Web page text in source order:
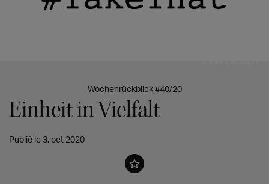
Wochenrückblick #40/20
Einheit in Vielfalt
Publié le 3. oct 2020